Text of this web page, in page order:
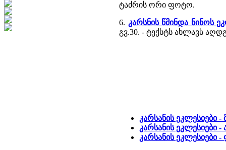
ტაძრის ორი ფოტო.
6. კარსნის წმინდა ნინოს
გვ.30. - ტექსტს ახლავს
კარსანის ეკლესიები
კარსანის ეკლესიები
კარსანის